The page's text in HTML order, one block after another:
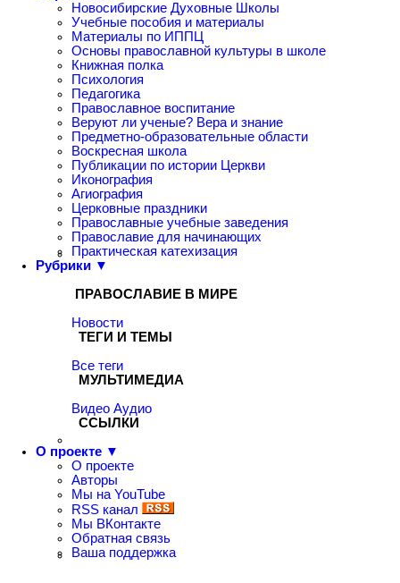
Новосибирские Духовные Школы
Учебные пособия и материалы
Материалы по ИППЦ
Основы православной культуры в школе
Книжная полка
Психология
Педагогика
Православное воспитание
Веруют ли ученые? Вера и знание
Предметно-образовательные области
Воскресная школа
Публикации по истории Церкви
Иконография
Агиография
Церковные праздники
Православные учебные заведения
Православие для начинающих
Практическая катехизация
Рубрики ▼
ПРАВОСЛАВИЕ В МИРЕ
Новости
ТЕГИ И ТЕМЫ
Все теги
МУЛЬТИМЕДИА
Видео Аудио
ССЫЛКИ
О проекте ▼
О проекте
Авторы
Мы на YouTube
RSS канал
Мы ВКонтакте
Обратная связь
Ваша поддержка